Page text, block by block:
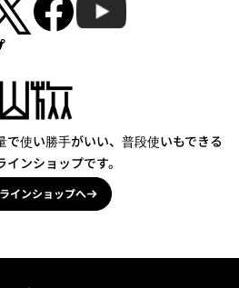
使い勝手がいい、普段使いもできる
ンショップです。
インショップへ